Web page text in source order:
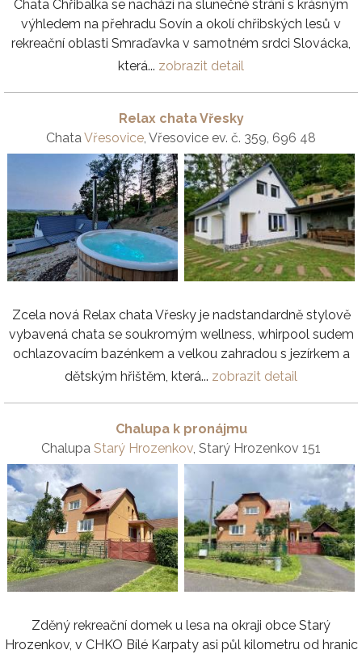
Chata Chřibalka se nachází na slunečné stráni s krásným
výhledem na přehradu Sovín a okolí chřibských lesů v
rekreační oblasti Smraďavka v samotném srdci Slovácka,
která... zobrazit detail
Relax chata Vřesky
Chata Vřesovice , Vřesovice ev. č. 359, 696 48
Zcela nová Relax chata Vřesky je nadstandardně stylově
vybavená chata se soukromým wellness, whirpool sudem
ochlazovacím bazénkem a velkou zahradou s jezírkem a
dětským hřištěm, která... zobrazit detail
Chalupa k pronájmu
Chalupa Starý Hrozenkov, Starý Hrozenkov 151
Zděný rekreační domek u lesa na okraji obce Starý
Hrozenkov, v CHKO Bílé Karpaty asi půl kilometru od hranic